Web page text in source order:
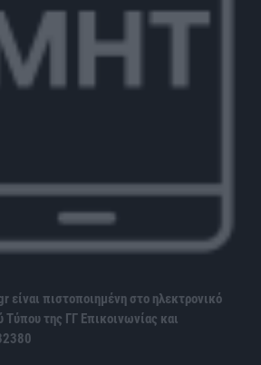
είναι πιστοποιημένη στο ηλεκτρονικό
της ΓΓ Επικοινωνίας και